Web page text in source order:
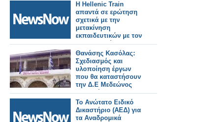
Η Hellenic Train
απαντά σε ερώτηση
σχετικά με την
μετακίνηση
εκπαιδευτικών με τον
Προαστιακό στη
Κορινθία
Θανάσης Κασόλας:
Σχεδιασμός και
υλοποίηση έργων
που θα καταστήσουν
την Δ.Ε Μεδεώνος
προσβάσιμη σε
όλους και θα την
αναδείξουν.
Το Ανώτατο Ειδικό
Δικαστήριο (ΑΕΔ) για
τα Αναδρομικά